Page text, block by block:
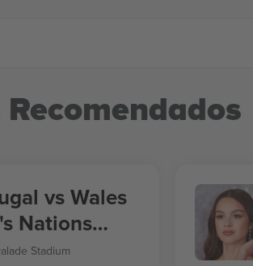
vs Wales
Nations
Stadium